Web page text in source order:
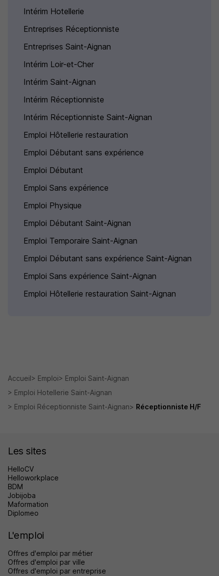
Intérim Hotellerie
Entreprises Réceptionniste
Entreprises Saint-Aignan
Intérim Loir-et-Cher
Intérim Saint-Aignan
Intérim Réceptionniste
Intérim Réceptionniste Saint-Aignan
Emploi Hôtellerie restauration
Emploi Débutant sans expérience
Emploi Débutant
Emploi Sans expérience
Emploi Physique
Emploi Débutant Saint-Aignan
Emploi Temporaire Saint-Aignan
Emploi Débutant sans expérience Saint-Aignan
Emploi Sans expérience Saint-Aignan
Emploi Hôtellerie restauration Saint-Aignan
Accueil Emploi
Emploi Saint-Aignan
Emploi Hotellerie Saint-Aignan
Emploi Réceptionniste Saint-Aignan
Réceptionniste H/F
Les sites
HelloCV
Helloworkplace
BDM
Jobijoba
Maformation
Diplomeo
L'emploi
Offres d'emploi par métier
Offres d'emploi par ville
Offres d'emploi par entreprise